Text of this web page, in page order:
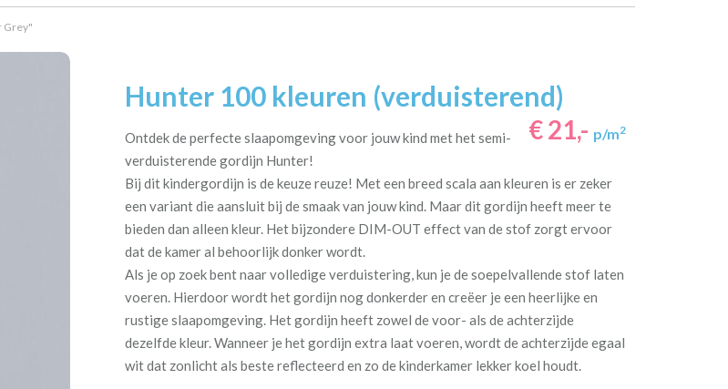
Grey"
Hunter 100 kleuren (verduisterend)
€ 21,- p/m2
Ontdek de perfecte slaapomgeving voor jouw kind met het semi-
verduisterende gordijn Hunter!
Bij dit kindergordijn is de keuze reuze! Met een breed scala aan kleuren is er zeker
een variant die aansluit bij de smaak van jouw kind. Maar dit gordijn heeft meer te
bieden dan alleen kleur. Het bijzondere DIM-OUT effect van de stof zorgt ervoor
dat de kamer al behoorlijk donker wordt.
Als je op zoek bent naar volledige verduistering, kun je de soepelvallende stof laten
voeren. Hierdoor wordt het gordijn nog donkerder en creëer je een heerlijke en
rustige slaapomgeving. Het gordijn heeft zowel de voor- als de achterzijde
dezelfde kleur. Wanneer je het gordijn extra laat voeren, wordt de achterzijde egaal
wit dat zonlicht als beste reflecteerd en zo de kinderkamer lekker koel houdt.